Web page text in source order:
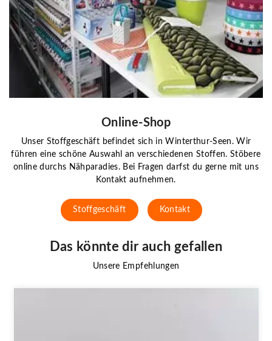
Online-Shop
Unser Stoffgeschäft befindet sich in Winterthur-Seen. Wir
führen eine schöne Auswahl an verschiedenen Stoffen. Stöbere
online durchs Nähparadies. Bei Fragen darfst du gerne mit uns
Kontakt aufnehmen.
Stoffgeschäft Kontakt
Das könnte dir auch gefallen
Unsere Empfehlungen